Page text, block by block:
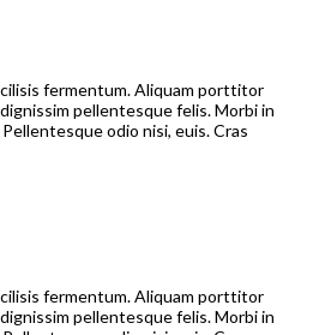
fermentum. Aliquam porttitor
pellentesque felis. Morbi in
odio nisi, euis. Cras
fermentum. Aliquam porttitor
pellentesque felis. Morbi in